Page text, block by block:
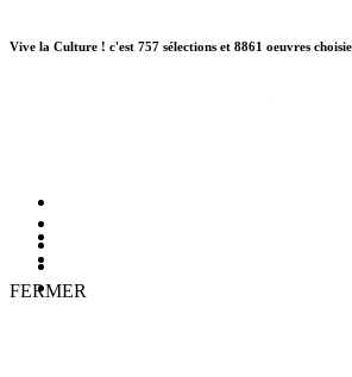
au
Vive la Culture ! c'est 757 sélections et 8861 oeuvres
Mes Favoris
FERMER